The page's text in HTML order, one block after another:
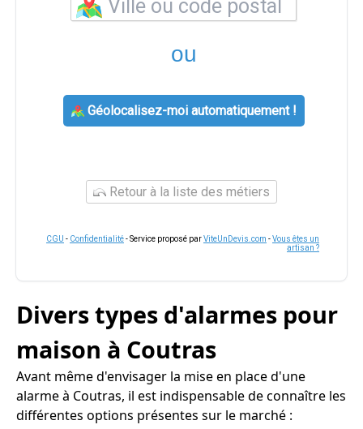
ou
Géolocalisez-moi automatiquement !
Retour à la liste des métiers
CGU - Confidentialité- Service proposé parViteUnDevis.com -Vous êtes un
artisan ?
Divers types d'alarmes pour
maison à Coutras
Avant même d'envisager la mise en place d'une
alarme à Coutras, il est indispensable de connaître les
différentes options présentes sur le marché :